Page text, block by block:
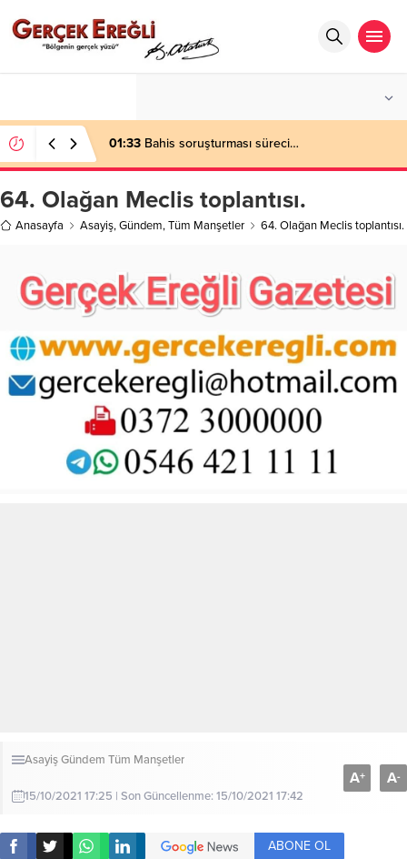
01:33 Bahis soruşturması süreci…
64. Olağan Meclis toplantısı.
Anasayfa Asayiş,Gündem,Tüm Manşetler 64. Olağan Meclis toplantısı.
AsayişGündem Tüm Manşetler
15/10/2021 17:25 | Son Güncellenme: 15/10/2021 17:42
A+ A-
ABONE OL